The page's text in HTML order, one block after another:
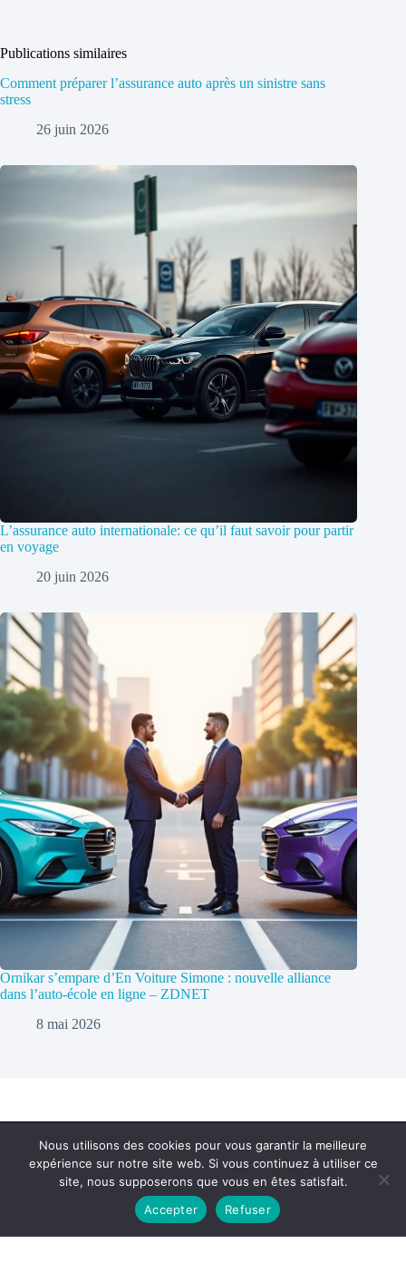
Publications similaires
Comment préparer l’assurance auto après un sinistre sans
stress
26 juin 2026
L’assurance auto internationale: ce qu’il faut savoir pour partir
en voyage
20 juin 2026
Ornikar s’empare d’En Voiture Simone : nouvelle alliance
dans l’auto-école en ligne – ZDNET
8 mai 2026
Politique de confidentialité Contact
Copyright © 2026 - cc-ba.com
Nous utilisons des cookies pour vous garantir la meilleure
expérience sur notre site web. Si vous continuez à utiliser ce
site, nous supposerons que vous en êtes satisfait.
Accepter
Refuser